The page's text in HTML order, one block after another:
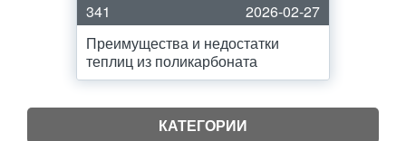
341
2026-02-27
Преимущества и недостатки
теплиц из поликарбоната
КАТЕГОРИИ